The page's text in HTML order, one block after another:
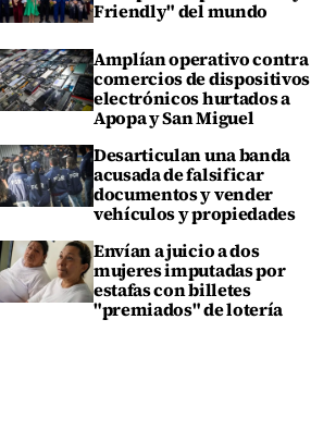
Friendly" del mundo
Amplían operativo contra
comercios de dispositivos
electrónicos hurtados a
Apopa y San Miguel
Desarticulan una banda
acusada de falsificar
documentos y vender
vehículos y propiedades
Envían a juicio a dos
mujeres imputadas por
estafas con billetes
"premiados" de lotería